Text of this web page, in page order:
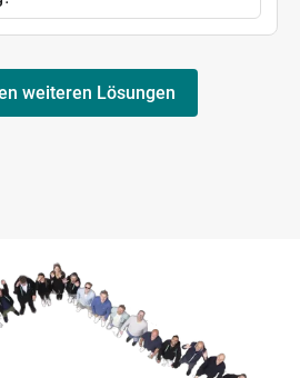
weiteren Lösungen